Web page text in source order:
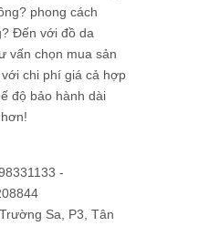
phong cách
Đến với đồ da
vấn chọn mua sản
chi phí giá cả hợp
độ bảo hành dài
-
Sa, P3, Tân